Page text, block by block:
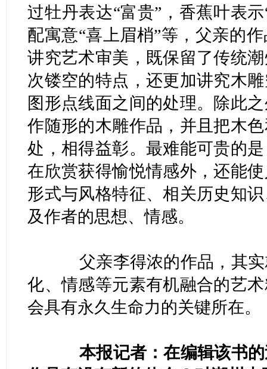
过牡丹表达“富贵”，香蕉叶表
配寓意“喜上眉梢”等，父亲的
讲究艺术审美，既保留了传统
次镂空的特点，还更加讲究木
图形点线面之间的处理。除此
作随形的木雕作品，并且把木
处，相得益彰。最难能可贵的
在欣赏获得愉悦情感外，还能
形式与风格特征、相关历史知
及作者的思想、情感。
父亲李得浓的作品，其实
化、情感等元素有机融合的艺
会具有永久生命力的关键所在。
本报记者：在编辑该书的